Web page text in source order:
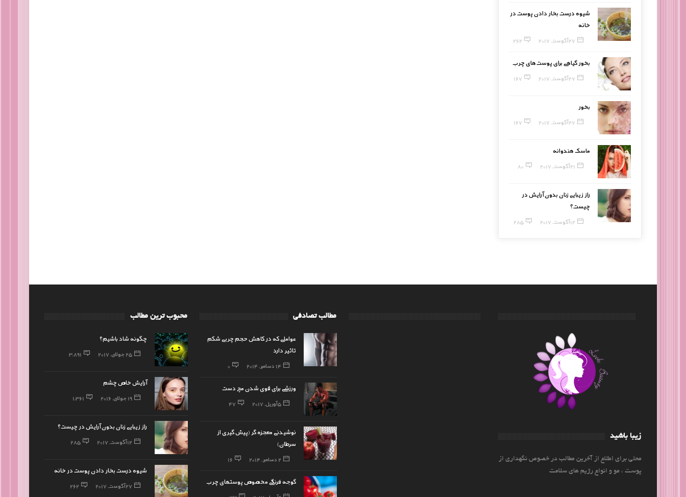
شیوه درست بخار دادن پوست در
خانه
27 آگوست, 2017 262
بخور گیاهی برای پوست‌های چرب
27 آگوست, 2017 167
بخور
27 آگوست, 2017 167
ماسک هندوانه
21 آگوست, 2017 80
راز زیبایی زنان بدون آرایش در
چیست؟
12 آگوست, 2017 285
محبوب ترین مطالب
چگونه شاد باشیم؟
25 جولای, 2017 3,891
آرایش خاص چشم
19 جولای, 2016 1,361
راز زیبایی زنان بدون آرایش در چیست؟
12 آگوست, 2017 285
شیوه درست بخار دادن پوست در خانه
27 آگوست, 2017 262
مطالب تصادفی
عواملی که در کاهش حجم چربی شکم
تاثیر دارد
14 دسامبر, 2014 0
ورزشی برای قوی شدن مچ دست
5 آوریل, 2017 47
نوشیدنی معجزه گر (پیش گیری از
سرطان)
2 دسامبر, 2014 16
گوجه فرنگی مخصوص پوستهای چرب
زیبا باشید
محلی برای اطلاع از آخرین مطالب در خصوص نگهداری از
پوست ، مو و انواع رژیم های سلامت